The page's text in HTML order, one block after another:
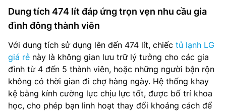
Dung tích 474 lít đáp ứng trọn vẹn nhu cầu gia
đình đông thành viên
Với dung tích sử dụng lên đến 474 lít, chiếc tủ lạnh LG
giá rẻ này là không gian lưu trữ lý tưởng cho các gia
đình từ 4 đến 5 thành viên, hoặc những người bận rộn
không có thời gian đi chợ hàng ngày. Hệ thống khay
kệ bằng kính cường lực chịu lực tốt, được bố trí khoa
học, cho phép bạn linh hoạt thay đổi khoảng cách để